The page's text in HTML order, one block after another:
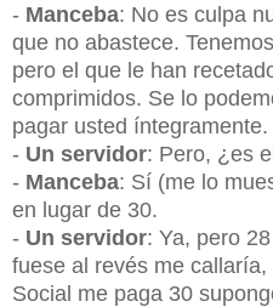
- Manceba: No es culpa
que no abastece.
pero el que le han
comprimidos. Se lo
pagar usted íntegramente.
- Un servidor: Pero, ¿es
- Manceba: Sí (me lo
en lugar de 30.
- Un servidor: Ya, pero
fuese al revés me
Social me paga 30